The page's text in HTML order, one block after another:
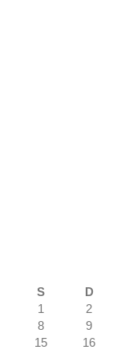
S
D
1
2
8
9
15
16